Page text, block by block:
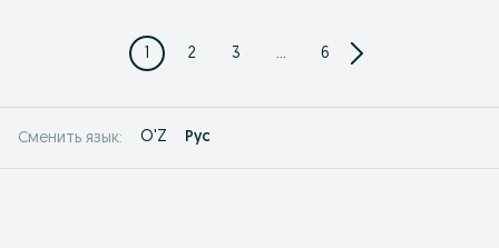
1 2 3 ... 6
Сменить язык: O'Z Рус